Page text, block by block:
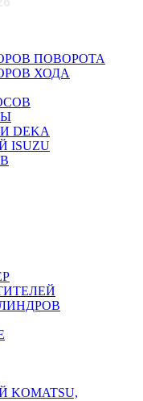
ПОВОРОТА
ХОДА
DEKA
ISUZU